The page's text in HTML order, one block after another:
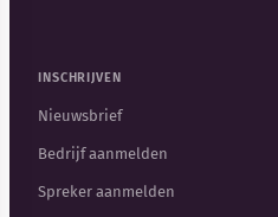
INSCHRIJVEN
Nieuwsbrief
Bedrijf aanmelden
Spreker aanmelden